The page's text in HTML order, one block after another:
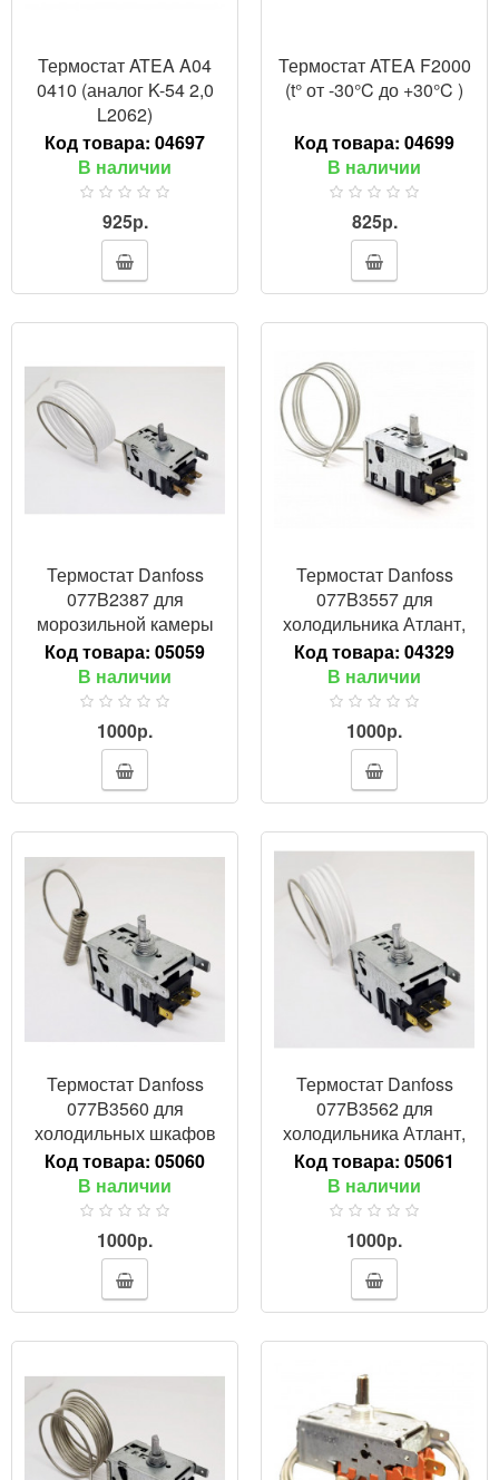
Термостат ATEA A04
0410 (аналог K-54 2,0
L2062)
Код товара: 04697
В наличии
925р.
Термостат ATEA F2000
(t° от -30°C до +30°C )
Код товара: 04699
В наличии
825р.
Термостат Danfoss
077B2387 для
морозильной камеры
Атлант, аналог K-56,
908081829741
Код товара: 05059
В наличии
1000р.
Термостат Danfoss
077B3557 для
холодильника Атлант,
аналог ТАМ-133, К-59,
908081450557
Код товара: 04329
В наличии
1000р.
ПРОСМОТР
Термостат Danfoss
077B3560 для
холодильных шкафов
Атлант ШВУ, ХТ,
908081450123
Код товара: 05060
В наличии
1000р.
Термостат Danfoss
077B3562 для
холодильника Атлант,
аналог K-56 (1 м.),
908081829743
Код товара: 05061
В наличии
1000р.